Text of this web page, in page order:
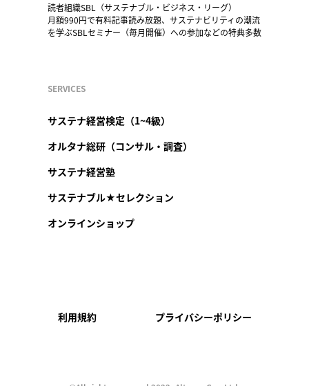
読者組織SBL（サステナブル・ビジネス・リーグ）
月額990円で有料記事読み放題、サステナビリティの潮流
を学ぶSBLセミナー（毎月開催）への参加などの特典多数
SERVICES
サステナ経営検定（1~4級）
オルタナ総研（コンサル・調査）
サステナ経営塾
サステナブル★セレクション
オンラインショップ
利用規約 プライバシーポリシー